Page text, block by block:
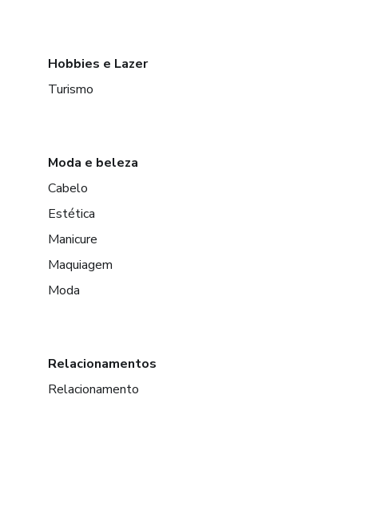
Hobbies e Lazer
Turismo
Moda e beleza
Cabelo
Estética
Manicure
Maquiagem
Moda
Relacionamentos
Relacionamento